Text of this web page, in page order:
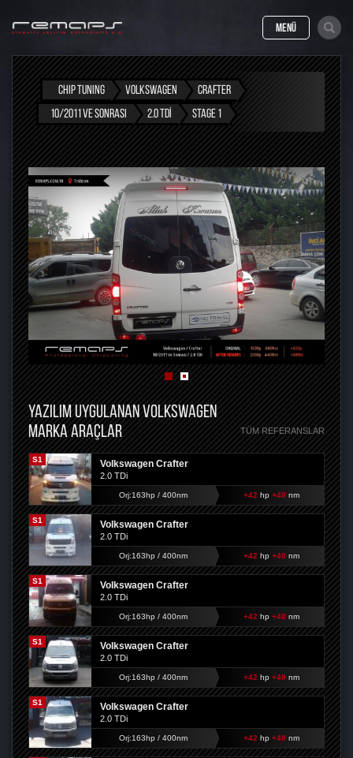
MENÜ
CHIP TUNING VOLKSWAGEN
CRAFTER
10/2011 VE SONRASI
2.0 TDI STAGE 1
YAZILIM UYGULANAN VOLKSWAGEN
MARKA ARAÇLAR
TÜM REFERANSLAR
S1 Volkswagen Crafter
2.0 TDi
Orj:163hp / 400nm +42 hp +40 nm
S1 Volkswagen Crafter
2.0 TDi
Orj:163hp / 400nm +42 hp +40 nm
S1 Volkswagen Crafter
2.0 TDi
Orj:163hp / 400nm +42 hp +40 nm
S1 Volkswagen Crafter
2.0 TDi
Orj:163hp / 400nm +42 hp +40 nm
S1 Volkswagen Crafter
2.0 TDi
Orj:163hp / 400nm +42 hp +40 nm